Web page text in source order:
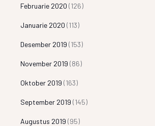
Februarie 2020 (126)
Januarie 2020 (113)
Desember 2019 (153)
November 2019 (86)
Oktober 2019 (163)
September 2019 (145)
Augustus 2019 (95)